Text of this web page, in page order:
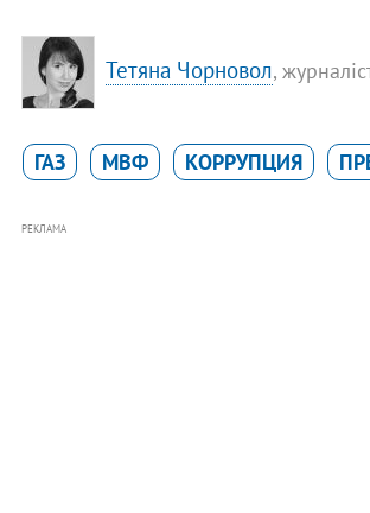
Тетяна Чорновол,
ГАЗ МВФ КОРРУПЦИЯ
РЕКЛАМА